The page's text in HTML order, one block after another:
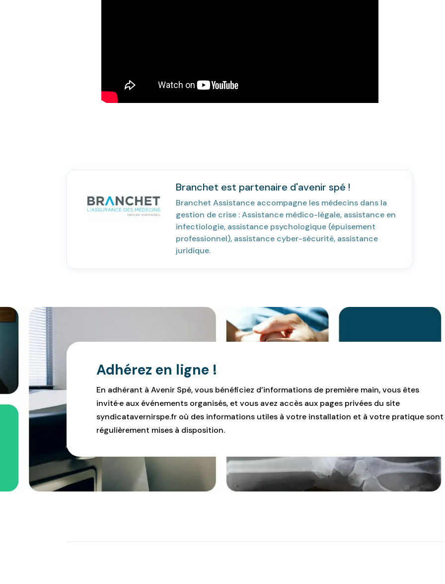
Branchet est partenaire d'avenir spé !
Branchet Assistance accompagne les médecins dans la
gestion de crise : Assistance médico-légale, assistance en
infectiologie, assistance psychologique (épuisement
professionnel), assistance cyber-sécurité, assistance
juridique.
Adhérez en ligne !
En adhérant à Avenir Spé, vous bénéficiez d’informations de première main, vous êtes
invité·e aux événements organisés, et vous avez accès aux pages privées du site
syndicatavernirspe.fr où des informations utiles à votre installation et à votre pratique sont
régulièrement mises à disposition.